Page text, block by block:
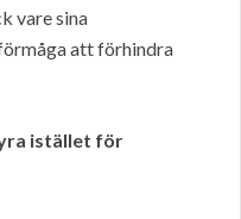
vare sina
att förhindra
istället för